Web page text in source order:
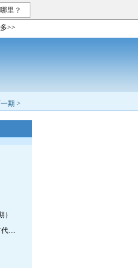
里？
>>
期 >
第06版：学习贯彻习近平新时代中国特色社会主义思想专刊